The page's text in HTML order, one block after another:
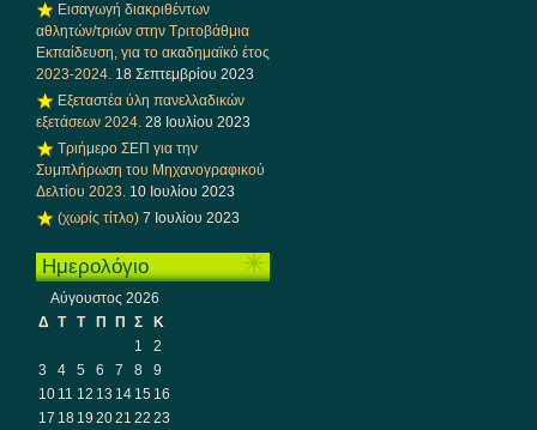
Εισαγωγή διακριθέντων
αθλητών/τριών στην Τριτοβάθμια
Εκπαίδευση, για το ακαδημαϊκό έτος
2023-2024. 18 Σεπτεμβρίου 2023
Εξεταστέα ύλη πανελλαδικών
εξετάσεων 2024. 28 Ιουλίου 2023
Τριήμερο ΣΕΠ για την
Συμπλήρωση του Μηχανογραφικού
Δελτίου 2023. 10 Ιουλίου 2023
(χωρίς τίτλο) 7 Ιουλίου 2023
Ημερολόγιο
Αύγουστος 2026
Δ Τ Τ Π Π Σ
Κ
1
2
3
4 5 6 7 8
9
10 11 12 13 14 15 16
17 18 19 2021 22 23